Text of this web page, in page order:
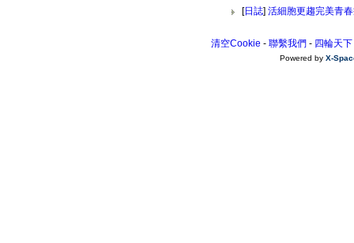
[日誌] 活細胞更趨完美青
清空Cookie - 聯繫我們 - 四輪天下
Powered by X-